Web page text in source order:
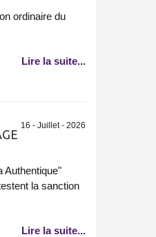
ordinaire du
Lire la suite...
16 - Juillet - 2026
Authentique"
la sanction
Lire la suite...